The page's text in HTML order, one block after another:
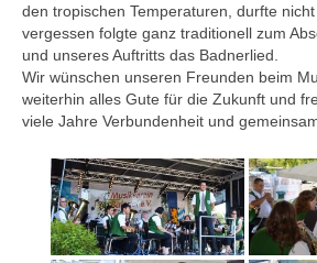
den tropischen Temperaturen, durfte
vergessen folgte ganz traditionell zum
und unseres Auftritts das Badnerlied.
Wir wünschen unseren Freunden beim
weiterhin alles Gute für die Zukunft und
viele Jahre Verbundenheit und